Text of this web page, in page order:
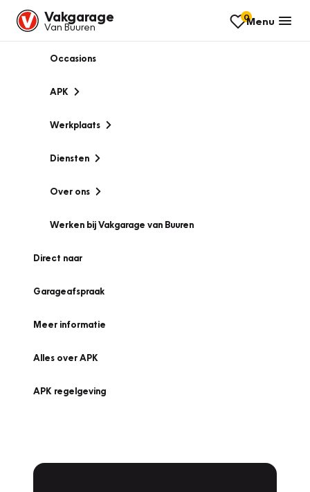
Vakgarage
Van Buuren
0Menu
Occasions
APK
Werkplaats
Diensten
Over ons
Werken bij Vakgarage van Buuren
Direct naar
Garageafspraak
Meer informatie
Alles over APK
APK regelgeving